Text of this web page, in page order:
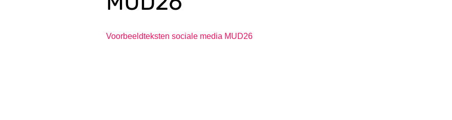
Voorbeeldteksten sociale media MUD26